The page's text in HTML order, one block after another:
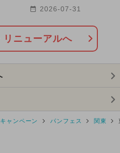
ト
で
駅前に老舗店が都心初
2026-07-31
リニューアルへ
ャンペーン パンフェス 関東